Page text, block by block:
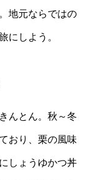
地元ならではの
にしよう。
んとん。秋～冬
おり、栗の風味
しょうゆかつ丼